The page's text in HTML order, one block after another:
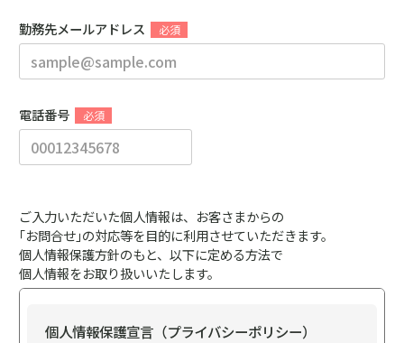
勤務先メールアドレス
電話番号
ご入力いただいた個人情報は、お客さまからの
｢お問合せ｣の対応等を目的に利用させていただきます。
個人情報保護方針のもと、以下に定める方法で
個人情報をお取り扱いいたします。
個人情報保護宣言（プライバシーポリシー）